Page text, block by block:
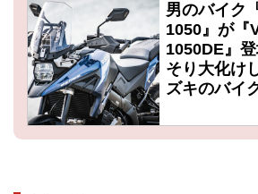
男のバイク
1050』が『
1050DE』
そり大化け
ズキのバイ